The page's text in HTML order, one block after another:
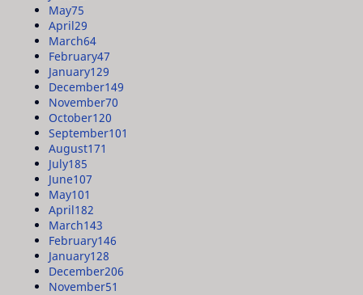
May75
April29
March64
February47
January129
December149
November70
October120
September101
August171
July185
June107
May101
April182
March143
February146
January128
December206
November51